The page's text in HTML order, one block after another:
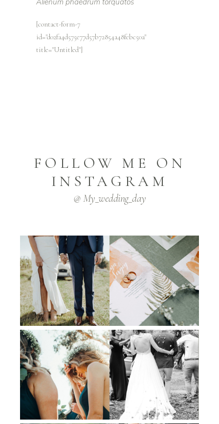
Alienum phaedrum torquatos
[contact-form-7
id="d02fa4d575e77d57b72854a48febc50a"
title="Untitled"]
FOLLOW ME ON
INSTAGRAM
@ My_wedding_day